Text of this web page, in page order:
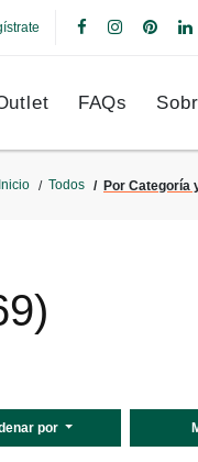
FAQs
Inicio Todos Por Categoría
por